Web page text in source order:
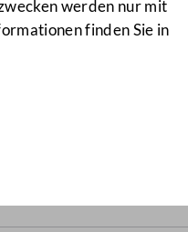
werden nur mit
finden Sie in